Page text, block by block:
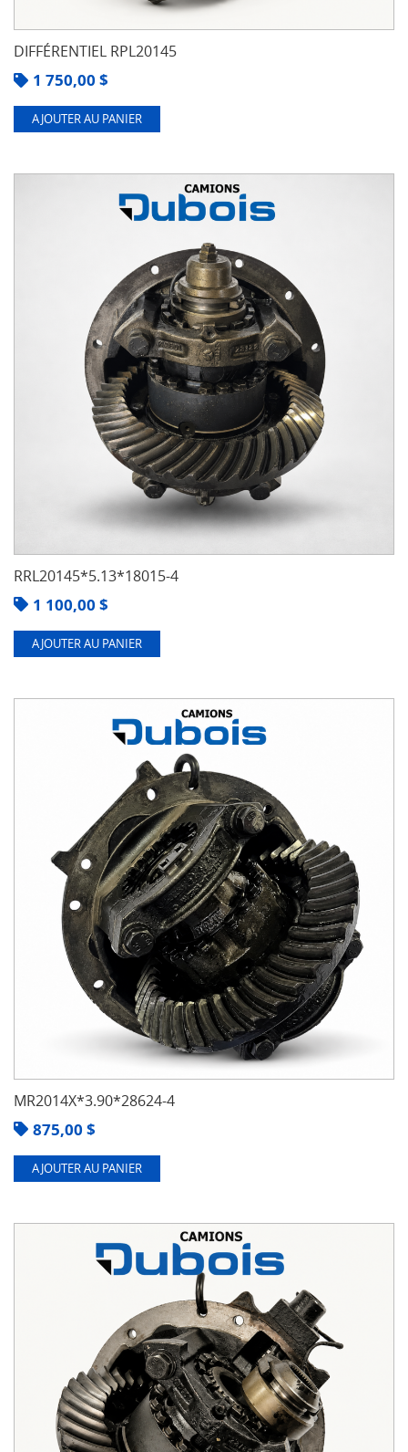
DIFFÉRENTIEL RPL20145
1 750,00 $
AJOUTER AU PANIER
RRL20145*5.13*18015-4
1 100,00 $
AJOUTER AU PANIER
MR2014X*3.90*28624-4
875,00 $
AJOUTER AU PANIER